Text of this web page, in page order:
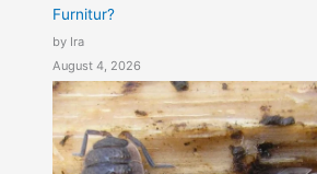
Furnitur?
by Ira
August 4, 2026